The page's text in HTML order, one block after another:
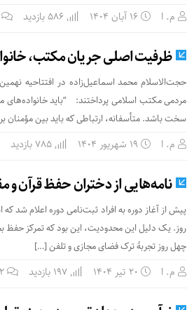
م. ا ۱۶ آبان ۱۴۰۴
ظرفیت اصلی جریان مکتب،
حجت‌الاسلام محمد اسماعیل‌زاده در افتتاحیه
مردمی مکتب اسلامی پرداختند: “باید خانواده‌های
سخت باشد. متأسفانه، ارتباطی که باید بین مؤمنان
م. ا ۱۹ شهریور ۱۴۰۴
نامه‌هایی از دختران حفظ قرآن و
پیش از آغاز دوره به افراد ثبت‌نامی دوره اعلام
روز. یک دلیل این محدودیت، این بود که تمرکز حفظ
چهل روز تجربۀ ترک فضای مجازی و تلفن‌ […]
م. ا ۲۰ تیر ۱۴۰۴ ۲ دیدگاه